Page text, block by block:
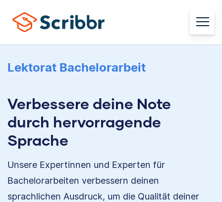
Lektorat Bachelorarbeit
Verbessere deine Note
durch hervorragende
Sprache
Unsere Expertinnen und Experten für
Bachelorarbeiten verbessern deinen
sprachlichen Ausdruck, um die Qualität deiner